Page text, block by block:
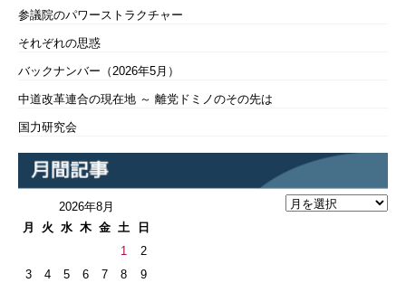
参議院のパワーストラクチャー
それぞれの思惑
バックナンバー（2026年5月）
中道改革連合の現在地 ～ 離党ドミノのその先は
国力研究会
2026年8月
月
火 水 木 金 土 日
1
2
3
4 5 6 7 8
9